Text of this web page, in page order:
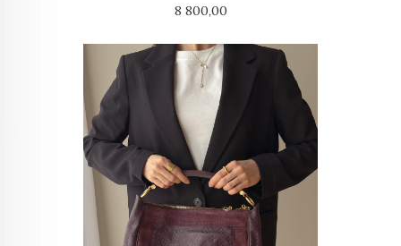
Pris
8 800,00